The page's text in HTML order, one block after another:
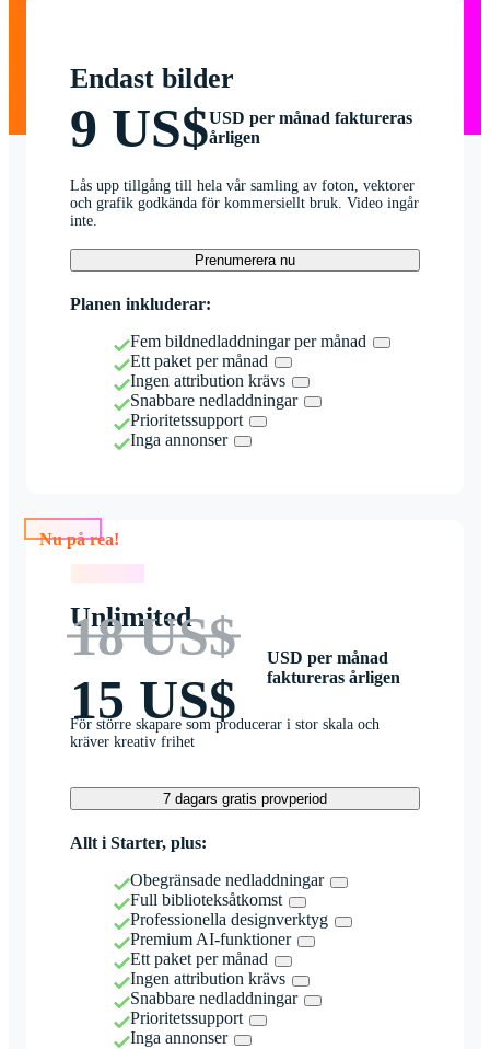
Endast bilder
9 US$USD per månad faktureras
årligen
Lås upp tillgång till hela vår samling av foton, vektorer
och grafik godkända för kommersiellt bruk. Video ingår
inte.
Prenumerera nu
Planen inkluderar:
Fem bildnedladdningar per månad
Ett paket per månad
Ingen attribution krävs
Snabbare nedladdningar
Prioritetssupport
Inga annonser
Nu på rea!
Unlimited
18 US$
15 US$
USD per månad
faktureras årligen
För större skapare som producerar i stor skala och
kräver kreativ frihet
7 dagars gratis provperiod
Allt i Starter, plus:
Obegränsade nedladdningar
Full biblioteksåtkomst
Professionella designverktyg
Premium AI-funktioner
Ett paket per månad
Ingen attribution krävs
Snabbare nedladdningar
Prioritetssupport
Inga annonser